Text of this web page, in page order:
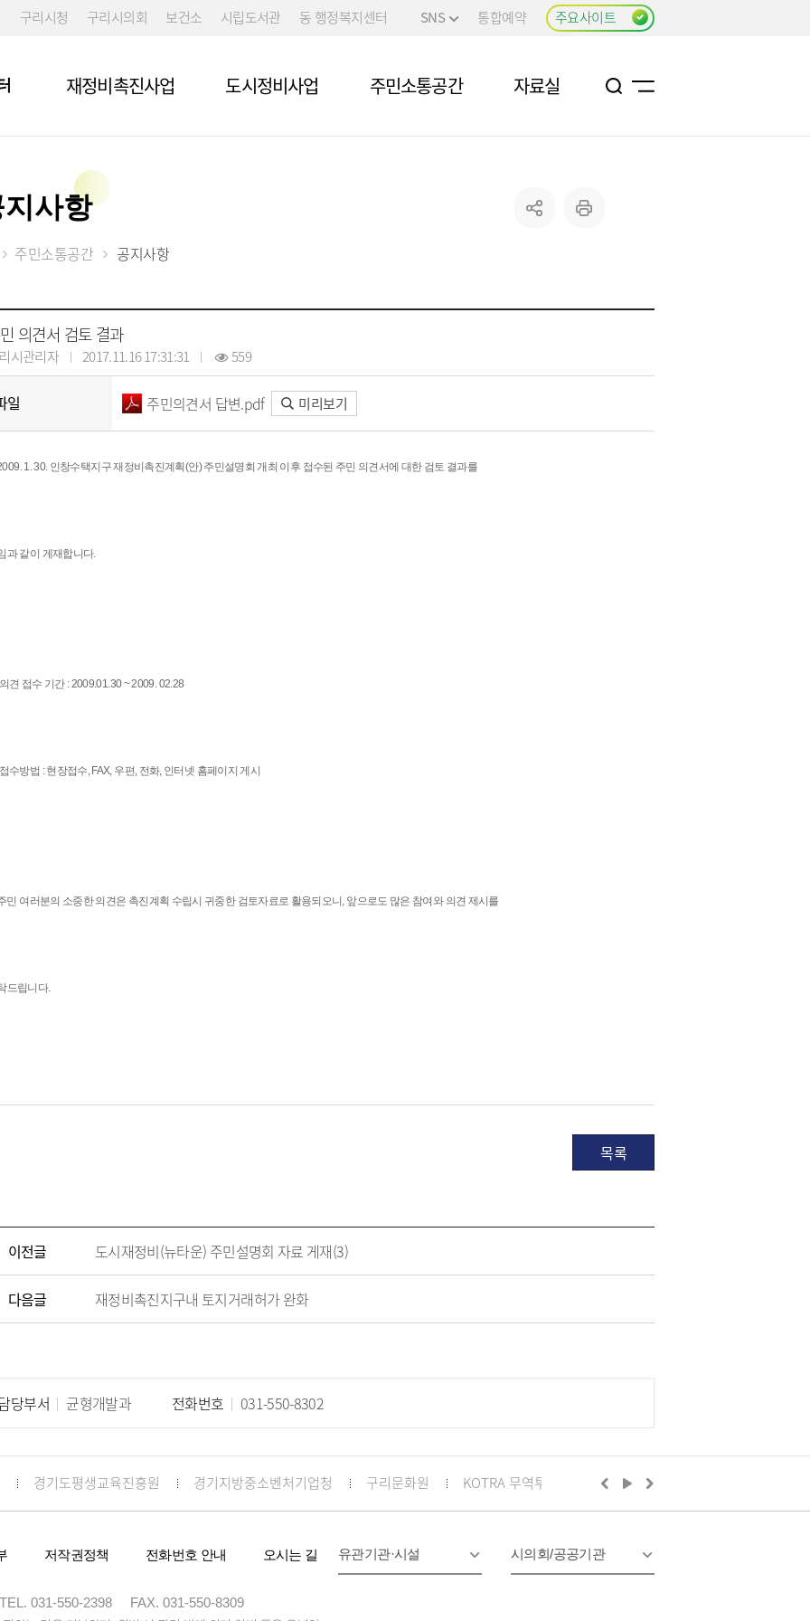
구리시청 구리시의회 보건소 시립도서관 동 행정복지센터 SNS 통합예약 주요사이트
재정비촉진사업 도시정비사업 주민소통공간 자료실
사항
주민소통공간 공지사항
의견서 검토 결과
시관리자 2017.11.16 17:31:31 559
일 주민의견서 답변.pdf 미리보기
1. 30. 인창수택지구 재정비촉진계획(안) 주민설명회 개최 이후 접수된 주민 의견서에 대한 검토 결과를
과 같이 게재합니다.
견 접수 기간 : 2009.01.30 ~ 2009. 02.28
수방법 : 현장접수, FAX, 우편, 전화, 인터넷 홈페이지 게시
민 여러분의 소중한 의견은 촉진계획 수립시 귀중한 검토자료로 활용되오니, 앞으로도 많은 참여와 의견 제시를
드립니다.
목록
이전글 도시재정비(뉴타운) 주민설명회 자료 게재(3)
다음글 재정비촉진지구내 토지거래허가 완화
당부서 균형개발과 전화번호 031-550-8302
경기도평생교육진흥원 경기지방중소벤처기업청 구리문화원 KOTRA 무역투자24 구리시의회
저작권정책 전화번호 안내 오시는 길
TEL. 031-550-2398 FAX. 031-550-8309
유관기관·시설 시의회/공공기관